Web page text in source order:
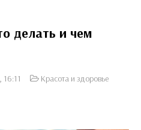
делать и чем
Красота и здоровье